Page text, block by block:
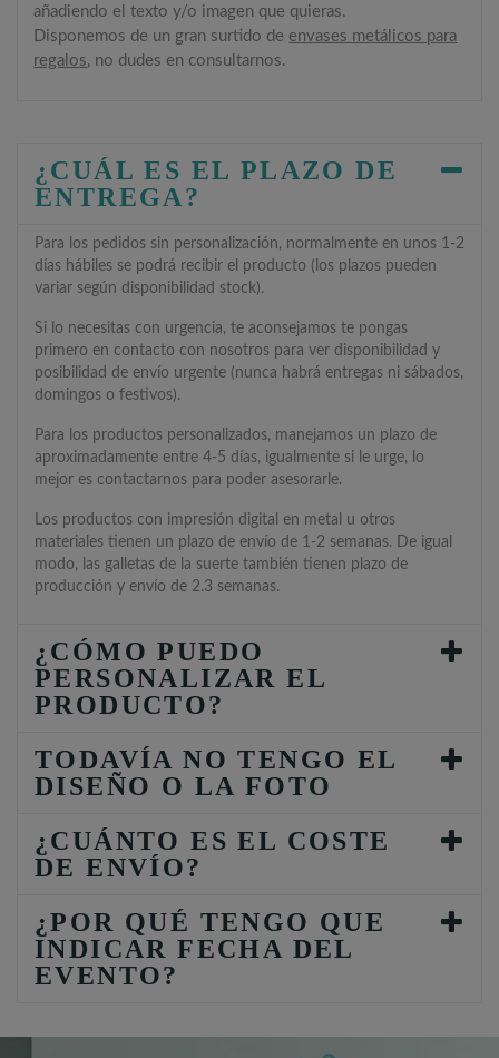
añadiendo el texto y/o imagen que quieras.
Disponemos de un gran surtido de envases metálicos para
regalos, no dudes en consultarnos.
¿CUÁL ES EL PLAZO DE
ENTREGA?
Para los pedidos sin personalización, normalmente en unos 1-2
días hábiles se podrá recibir el producto (los plazos pueden
variar según disponibilidad stock).
Si lo necesitas con urgencia, te aconsejamos te pongas
primero en contacto con nosotros para ver disponibilidad y
posibilidad de envío urgente (nunca habrá entregas ni sábados,
domingos o festivos).
Para los productos personalizados, manejamos un plazo de
aproximadamente entre 4-5 días, igualmente si le urge, lo
mejor es contactarnos para poder asesorarle.
Los productos con impresión digital en metal u otros
materiales tienen un plazo de envío de 1-2 semanas. De igual
modo, las galletas de la suerte también tienen plazo de
producción y envío de 2.3 semanas.
¿CÓMO PUEDO
PERSONALIZAR EL
PRODUCTO?
TODAVÍA NO TENGO EL
DISEÑO O LA FOTO
¿CUÁNTO ES EL COSTE
DE ENVÍO?
¿POR QUÉ TENGO QUE
INDICAR FECHA DEL
EVENTO?